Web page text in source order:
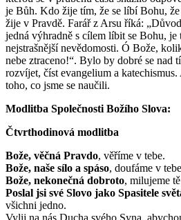
je Bůh. Kdo žije tím, že se líbí Bohu,
žije v Pravdě. Farář z Arsu říká:
jedná výhradně s cílem líbit se Bohu, je
nejstrašnější nevědomosti. Ó Bože,
nebe ztraceno!“. Bylo by dobré se nad
rozvíjet, číst evangelium a
toho, co jsme se naučili.
Modlitba Společnosti Božího Slova:
Čtvrthodinová modlitba
Bože, věčná Pravdo, věříme v tebe.
Bože, naše sílo a spáso, doufáme v
Bože, nekonečná dobroto, milujeme
Poslal jsi své Slovo jako Spasitele
všichni jedno.
Vylij na nás Ducha svého Syna,